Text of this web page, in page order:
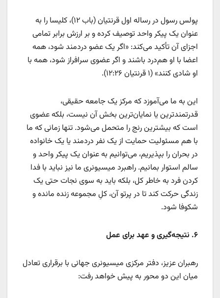
پولس رسول در رساله اول قرنتیان (باب ۱۲)، کلیسا را به
عنوان یک پیکر واحد توصیف کرده و بر ارزش برابر تمامی
اجزای آن تأکید می‌کند: «اگر یک عضو دردمند شود، همه
اعضا با او هم‌درد باشند و اگر عضوی سرافراز شود، همه با
او شادی کنند» (۱ قرنتیان ۱۲:۲۶).
این به ما می‌آموزد که مرکز یک جامعه حقیقی،
قدرتمندترین یا نمایان‌ترین بخش آن نیست، بلکه عضوی
است که بیشترین رنج را متحمل می‌شود. تنها زمانی که ما
با هم مسئولیت حمایت از یک نفر دردمند یا یک خانواده
در بحران را بپذیریم، می‌توانیم به عنوان یک پیکر واحد و
سالم استوار بمانیم. راهبرد میسیونری ما نیز نباید با فدا
کردن فرد به خاطر کل، بلکه باید به سوی نجات حتی یک
زندگی حرکت کند تا در پرتو آن، کلِ مجموعه زنده مانده و
شکوفا شود.
۶. نتیجه‌گیری و عهد برای عمل
رهبران عزیز، دفتر مرکزی میسیونری جهانی با برقراری تعادل
میان این دو محور به پیش خواهد رفت: